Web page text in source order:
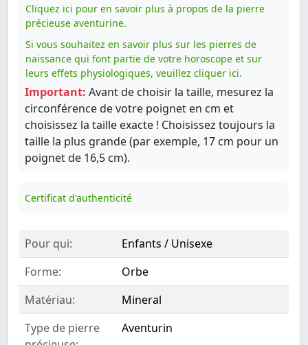
Cliquez ici pour en savoir plus à propos de la pierre
précieuse aventurine.
Si vous souhaitez en savoir plus sur les pierres de
naissance qui font partie de votre horoscope et sur
leurs effets physiologiques, veuillez cliquer ici.
Important: Avant de choisir la taille, mesurez la
circonférence de votre poignet en cm et
choisissez la taille exacte ! Choisissez toujours la
taille la plus grande (par exemple, 17 cm pour un
poignet de 16,5 cm).
Certificat d'authenticité
Pour qui:
Enfants / Unisexe
Forme:
Orbe
Matériau:
Mineral
Type de pierre
Aventurin